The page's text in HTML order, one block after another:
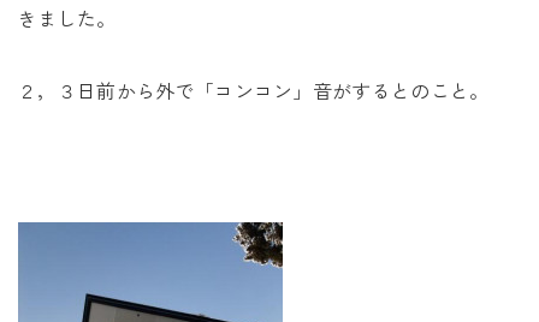
きました。
２，３日前から外で「コンコン」音がするとのこと。